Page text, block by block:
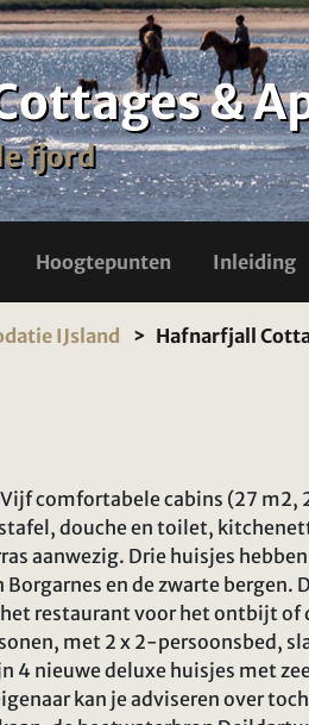
&
fjord
Hoogtepunten Inleiding
IJsland Hafnarfjall
Vijf comfortabele cabins (27 m2,
douche en toilet,
aanwezig. Drie huisjes
Borgarnes en de zwarte
het restaurant voor het ontbijt of
met 2 x 2-persoonsbed,
4 nieuwe deluxe huisjes met
kan je adviseren over